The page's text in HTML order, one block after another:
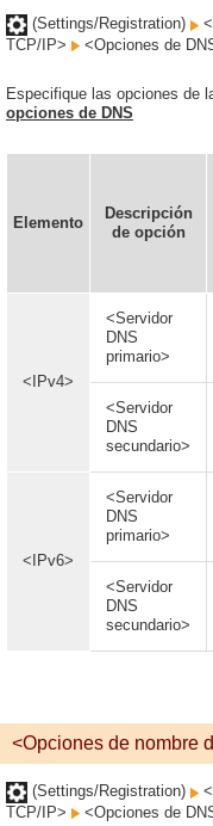
(Settings/Registration)
TCP/IP>
<Opciones de
Especifique las opciones de
opciones de DNS
Elemento
Descripción
de opción
<IPv4>
<Servidor
DNS
primario>
<Servidor
DNS
secundario>
<IPv6>
<Servidor
DNS
primario>
<Servidor
DNS
secundario>
<Opciones de nombre
(Settings/Registration)
TCP/IP>
<Opciones de